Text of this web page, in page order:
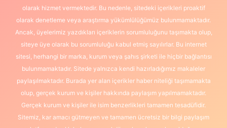
olarak hizmet vermektedir. Bu nedenle, sitedeki içerikleri proaktif
olarak denetleme veya araştırma yükümlülüğümüz bulunmamaktadır.
Ancak, üyelerimiz yazdıkları içeriklerin sorumluluğunu taşımakta olup,
siteye üye olarak bu sorumluluğu kabul etmiş sayılırlar. Bu internet
sitesi, herhangi bir marka, kurum veya şahıs şirketi ile hiçbir bağlantısı
bulunmamaktadır. Sitede yalnızca kendi hazırladığımız makaleler
paylaşılmaktadır. Burada yer alan içerikler haber niteliği taşımamakta
olup, gerçek kurum ve kişiler hakkında paylaşım yapılmamaktadır.
Gerçek kurum ve kişiler ile isim benzerlikleri tamamen tesadüfidir.
Sitemiz, kar amacı gütmeyen ve tamamen ücretsiz bir bilgi paylaşım